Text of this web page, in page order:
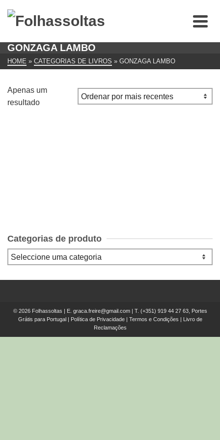
GONZAGA LAMBO
HOME » CATEGORIAS DE LIVROS » GONZAGA LAMBO
Apenas um
resultado
Categorias de produto
© 2026 Folhassoltas | E. graca.freire@gmail.com| T. (+351) 919 44 27 63, Portes
Grátis para Portugal | Política de Privacidade| Termos e Condições | Livro de
Reclamações